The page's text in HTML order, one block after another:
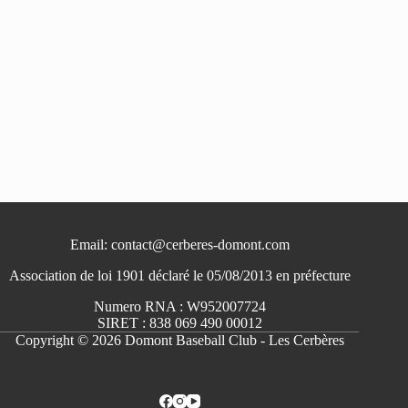
Email: contact@cerberes-domont.com
Association de loi 1901 déclaré le 05/08/2013 en préfecture
Numero RNA : W952007724
SIRET : 838 069 490 00012
Copyright © 2026 Domont Baseball Club - Les Cerbères